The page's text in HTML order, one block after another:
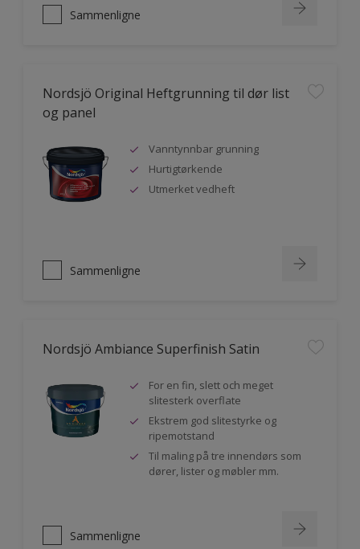
Sammenligne
Nordsjö Original Heftgrunning til dør list
og panel
Vanntynnbar grunning
Hurtigtørkende
Utmerket vedheft
Sammenligne
Nordsjö Ambiance Superfinish Satin
For en fin, slett och meget
slitesterk overflate
Ekstrem god slitestyrke og
ripemotstand
Til maling på tre innendørs som
dører, lister og møbler mm.
Sammenligne